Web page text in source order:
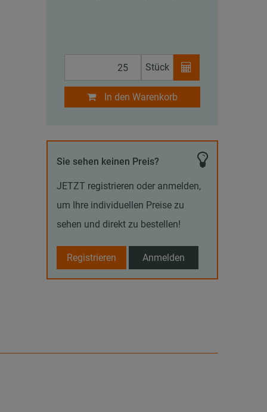
Stück
In den Warenkorb
Sie sehen keinen Preis?
JETZT registrieren oder anmelden,
um Ihre individuellen Preise zu
sehen und direkt zu bestellen!
Registrieren Anmelden